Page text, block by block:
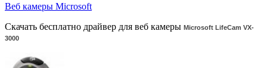
Веб камеры Microsoft
Скачать бесплатно драйвер для веб камеры Microsoft LifeCam VX-
3000